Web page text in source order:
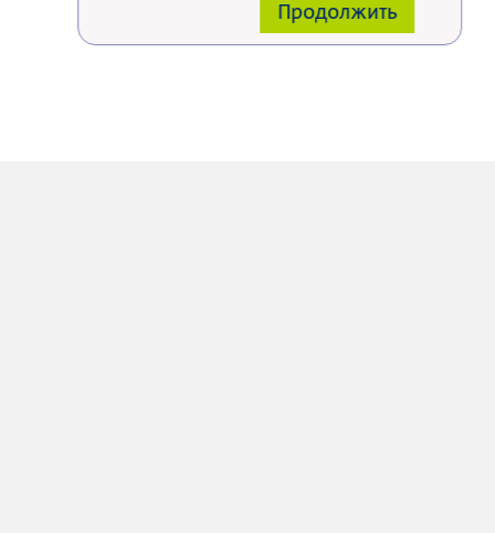
Eсли Вы согласны, продолжайте пользоваться
сайтом, если Вы не хотите, чтобы Ваши данные
Продолжить